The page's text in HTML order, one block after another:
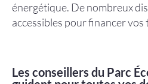
énergétique. De nombreux
accessibles pour financer vos
Les conseillers du Parc